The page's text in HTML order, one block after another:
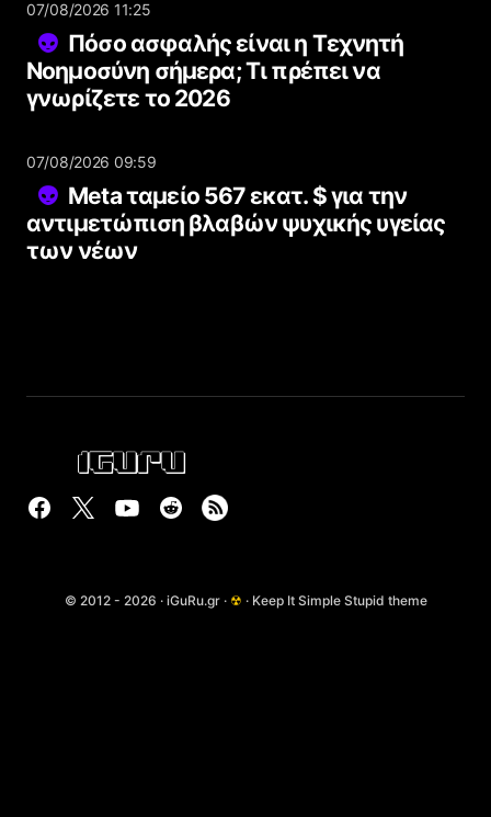
07/08/2026 11:25
Πόσο ασφαλής είναι η Τεχνητή
Νοημοσύνη σήμερα; Τι πρέπει να
γνωρίζετε το 2026
07/08/2026 09:59
Meta ταμείο 567 εκατ. $ για την
αντιμετώπιση βλαβών ψυχικής υγείας
των νέων
© 2012 - 2026 · iGuRu.gr · ☢ · Keep It Simple Stupid theme